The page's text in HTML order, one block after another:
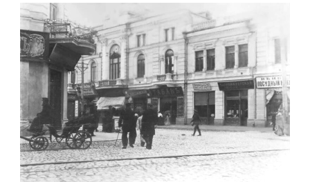
Фото Житомира період
до 1917 року
Leave a comment